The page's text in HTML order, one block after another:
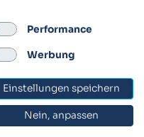
Performance
Werbung
Einstellungen speichern
Nein, anpassen